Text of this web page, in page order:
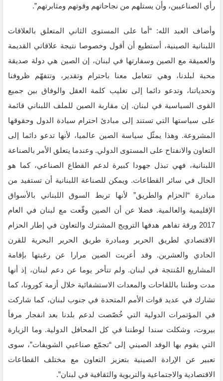
رأي الصناعيين، وأن يستلهم من نجاحاتهم وقوتهم ومثابرتهم”.
وأضاف العبد الله: “أما على المستوى الثاني المتعلق بالعلاقات
اللبنانية الصينية، أستطيع أن أقول وخصوصا نتيجة علاقاتي القديمة
والعميقة مع الصين وسفارتها في لبنان، إن الصين هي دولة صديقة
محبة لبلدنا، وهي تتعامل معنا باحترام وتقدير، وتتفهّم ظروفنا
وتحدياتنا، وتدعو دائما إلى تغليب كلمة العقل والوفاق بين جميع
القوى السياسية في لبنان. إن مقاربة الصين للملف اللبناني قائمة
على سياستها التي تستند إلى مبادئ احترام سيادة الدول وحقوقها
المشروعة. وهذا يمثّل سياسة الصين عالميا، لأنها تدعو دائما إلى
التعاون والانفتاح على المستوى الدولي. وعندما يتعلق الأمر بالصناعة
اللبنانية، فهي تبذل جهودا كبيرة لدعم القطاع الصناعي، كما هو
الحال في سائر القطاعات. ويمكن للصناعة اللبنانية أن تستفيد من
مبادرة “الحزام والطريق” لأنها تربط السوق اللبناني بالأسواق
الإقليمية والعالمية. فضلا عن أن الصين وقّعت مع لبنان في العام
2017 ورقة تفاهم هدفها الترويج المشترك والتعاون في إطار الحزام
الاقتصادي لطريق الحرير ومبادرة طريق الحرير البحرية للقرن
الحادي والعشرين. وقد أعربت الصين مرارا عن رغبتها بإقامة
المشاريع المُنتجة في لبنان. ولم تتأخر يوما عن دعم لبنان، إذ أنها
مدت وطننا باللقاحات والمعدات الاستشفائية خلال أزمة كورونا، كما
تشارك في عديد قوات الأمم المتحدة في جنوب لبنان، كما شاركت
في المؤتمرات الدولية التي خُصّصت لدعم بلدنا بعد انفجار مرفأ
بيروت، وشكلت سندا لوطننا في كل المحافل الدولية. وما الزيارة
التي يقوم بها الوفد الصيني إلى “تجمّع صناعيي الشويفات”، سوى
تعبير عن الإرادة الصينية بتعزيز التعاون مع مختلف القطاعات
الاقتصادية والاجتماعية والتربوية والثقافية في لبنان”.